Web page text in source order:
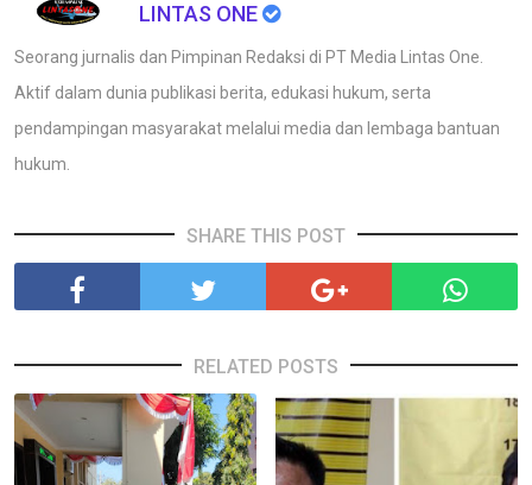
LINTAS ONE
Seorang jurnalis dan Pimpinan Redaksi di PT Media Lintas One.
Aktif dalam dunia publikasi berita, edukasi hukum, serta
pendampingan masyarakat melalui media dan lembaga bantuan
hukum.
SHARE THIS POST
RELATED POSTS